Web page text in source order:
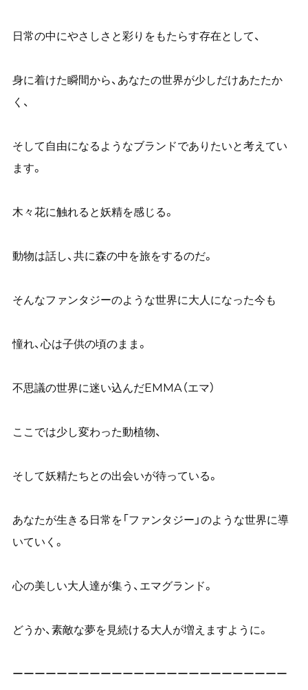
日常の中にやさしさと彩りをもたらす存在として、
身に着けた瞬間から、あなたの世界が少しだけあたたか
く、
そして自由になるようなブランドでありたいと考えてい
ます。
木々花に触れると妖精を感じる。
動物は話し、共に森の中を旅をするのだ。
そんなファンタジーのような世界に大人になった今も
憧れ、心は子供の頃のまま。
不思議の世界に迷い込んだEMMA（エマ）
ここでは少し変わった動植物、
そして妖精たちとの出会いが待っている。
あなたが生きる日常を「ファンタジー」のような世界に導
いていく。
心の美しい大人達が集う、エマグランド。
どうか、素敵な夢を見続ける大人が増えますように。
ーーーーーーーーーーーーーーーーーーーーーーーーー